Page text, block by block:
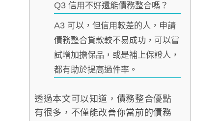
Q3 信用不好還能債務整合嗎？
A3 可以，但信用較差的人，申請
債務整合貸款較不易成功，可以嘗
試增加擔保品，或是補上保證人，
都有助於提高過件率。
透過本文可以知道，債務整合優點
有很多，不僅能改善你當前的債務